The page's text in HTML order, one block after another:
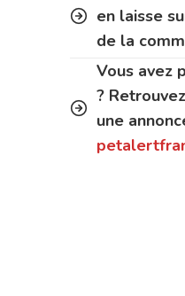
en laisse
de la
Vous avez
?
une